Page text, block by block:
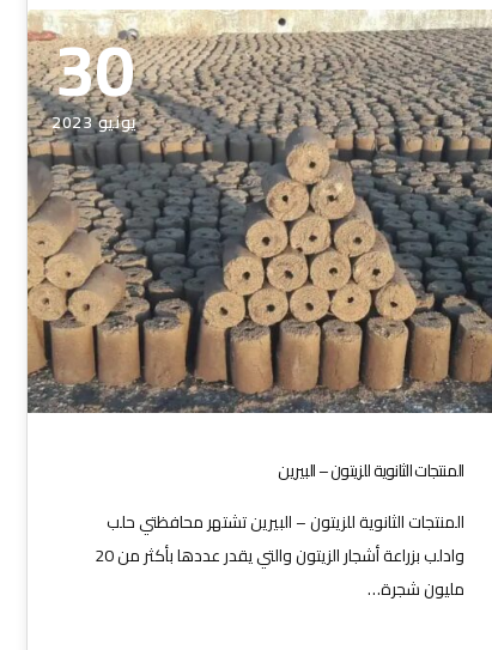
30
يونيو 2023
المنتجات الثانوية للزيتون – البيرين
المنتجات الثانوية للزيتون – البيرين تشتهر محافظتي حلب
وادلب بزراعة أشجار الزيتون والتي يقدر عددها بأكثر من 20
مليون شجرة…